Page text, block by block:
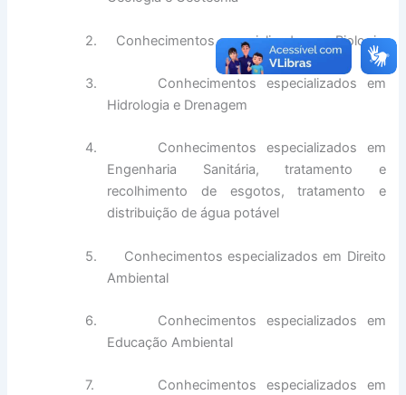
2. Conhecimentos especializados em Biologia
3.
Conhecimentos especializados em
Hidrologia e Drenagem
4.
Conhecimentos especializados em
Engenharia Sanitária, tratamento e
recolhimento de esgotos, tratamento e
distribuição de água potável
5.
Conhecimentos especializados em Direito
Ambiental
6.
Conhecimentos especializados em
Educação Ambiental
7.
Conhecimentos especializados em